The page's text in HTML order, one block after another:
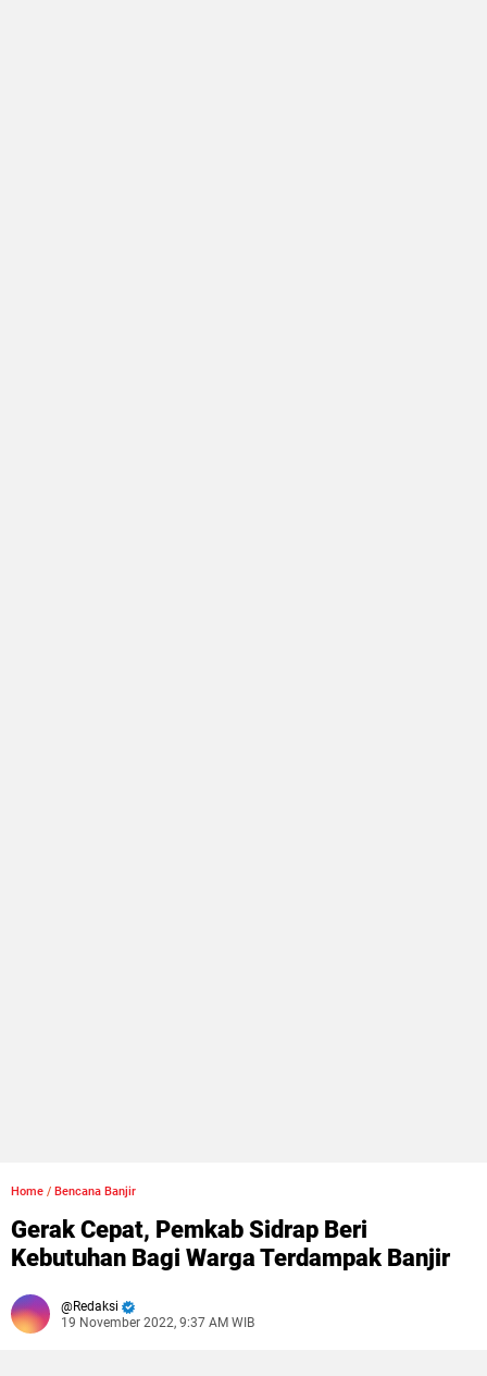
Home / Bencana Banjir
Gerak Cepat, Pemkab Sidrap Beri
Kebutuhan Bagi Warga Terdampak Banjir
Redaksi
19 November 2022, 9:37 AM WIB